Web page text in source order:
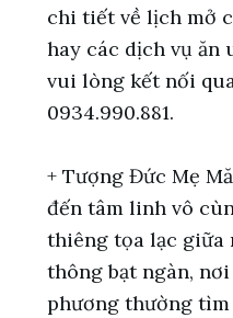
chi tiết về lịch mở
hay các dịch vụ ăn
vui lòng kết nối
0934.990.881.
+ Tượng Đức Mẹ
đến tâm linh vô
thiêng tọa lạc giữa
thông bạt ngàn,
phương thường